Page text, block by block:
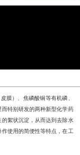
膜）、焦磷酸铜等有机磷、
特别研发的两种新型化学药
絮状沉淀，从而达到去除水
作使用的简便性等特点，在工